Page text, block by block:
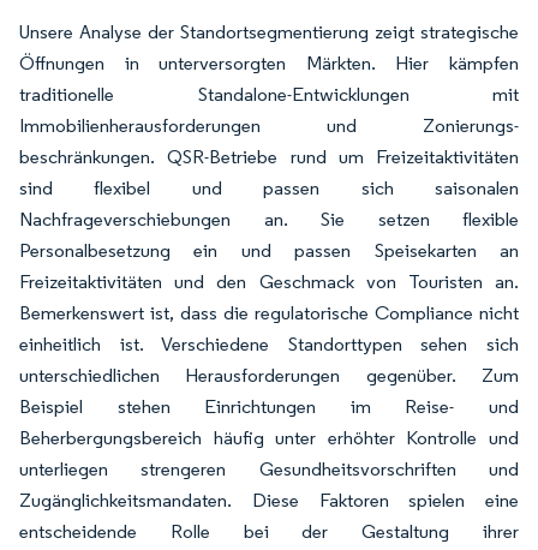
Unsere Analyse der Standortsegmentierung zeigt strategische
Öffnungen in unterversorgten Märkten. Hier kämpfen
traditionelle Standalone-Entwicklungen mit
Immobilienherausforderungen und Zonierungs­
beschränkungen. QSR-Betriebe rund um Freizeitaktivitäten
sind flexibel und passen sich saisonalen
Nachfrageverschiebungen an. Sie setzen flexible
Personalbesetzung ein und passen Speisekarten an
Freizeitaktivitäten und den Geschmack von Touristen an.
Bemerkenswert ist, dass die regulatorische Compliance nicht
einheitlich ist. Verschiedene Standorttypen sehen sich
unterschiedlichen Herausforderungen gegenüber. Zum
Beispiel stehen Einrichtungen im Reise- und
Beherbergungsbereich häufig unter erhöhter Kontrolle und
unterliegen strengeren Gesundheitsvorschriften und
Zugänglichkeitsmandaten. Diese Faktoren spielen eine
entscheidende Rolle bei der Gestaltung ihrer